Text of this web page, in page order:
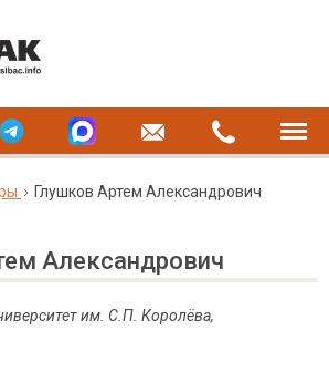
Глушков Артем Александрович
Александрович
им. С.П. Королёва,